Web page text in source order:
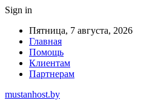
Sign in
Пятница, 7 августа, 2026
Главная
Помощь
Клиентам
Партнерам
mustanhost.by